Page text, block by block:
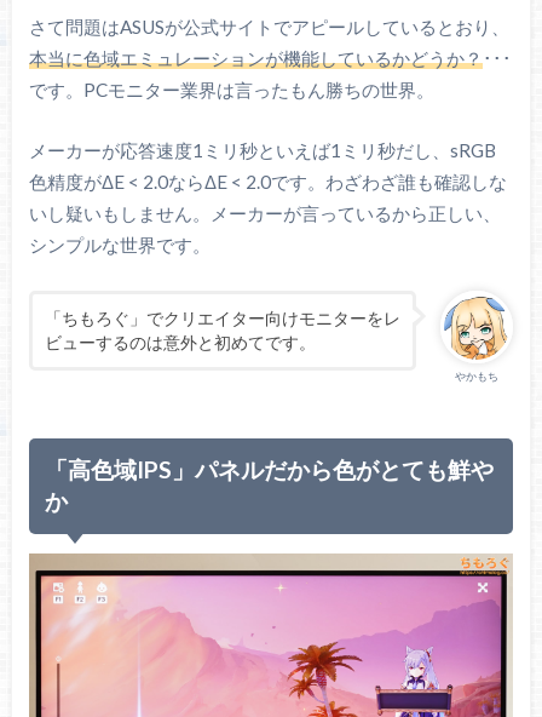
主な機能
AdobeRGB）
QuickFit Plus（画面補助）
VRR機能
Adaptive-Sync
G-SYNC互換モード
HDMI VRR
HDMIケーブル
校正レポート
保証書
寸法
612 x 215 x 538 mm
重量
メーカー公表値
5.78 kg（スタンド含む）
3年間の長期保証
（輝点1以上、黒点5以上も保証対象）
さて問題はASUSが公式サイトでアピールしているとおり、
本当に色域エミュレーションが機能しているかどうか？･･･
です。PCモニター業界は言ったもん勝ちの世界。
メーカーが応答速度1ミリ秒といえば1ミリ秒だし、sRGB
色精度がΔE < 2.0ならΔE < 2.0です。わざわざ誰も確認しな
いし疑いもしません。メーカーが言っているから正しい、
シンプルな世界です。
やかもち
「ちもろぐ」でクリエイター向けモニターをレ
ビューするのは意外と初めてです。
「高色域IPS」パネルだから色がとても鮮や
か